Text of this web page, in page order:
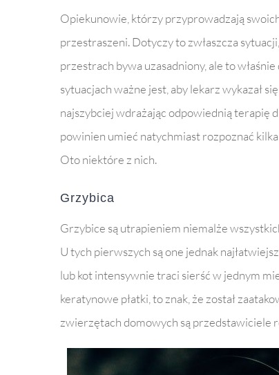
Opiekunowie, którzy przyprowadzają
przestraszeni. Dotyczy to zwłaszcza
przestrach bywa uzasadniony, ale to
sytuacjach ważne jest, aby lekarz wykazał
najszybciej wdrażając odpowiednią terapię
powinien umieć natychmiast rozpoznać
Oto niektóre z nich.
Grzybica
Grzybice są utrapieniem niemalże
U tych pierwszych są one jednak
lub kot intensywnie traci sierść w jednym
keratynowe płatki, to znak, że został
zwierzętach domowych są przedstawiciele